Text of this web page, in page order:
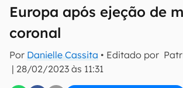
Europa após ejeção de
coronal
Por Danielle Cassita • Editado por
| 28/02/2023 às 11:31
E-mail
inscreva-se